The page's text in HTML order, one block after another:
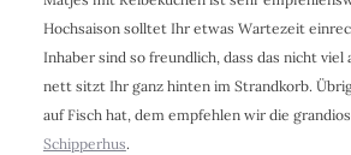
Hochsaison solltet Ihr etwas Wartezeit
Inhaber sind so freundlich, dass das nicht viel
nett sitzt Ihr ganz hinten im Strandkorb.
auf Fisch hat, dem empfehlen wir die
Schipperhus.